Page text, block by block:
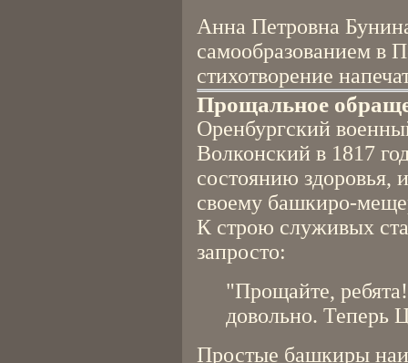
Анна Петровна
самообразованием в
стихотворение
Прощальное
Оренбургский
Волконский в 1817
состоянию здоровья,
своему башкиро-
К строю служивых
запросто:
"Прощайте,
довольно. Теперь
Простые башкиры